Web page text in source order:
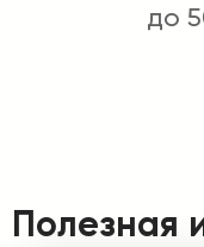
до
Полезная